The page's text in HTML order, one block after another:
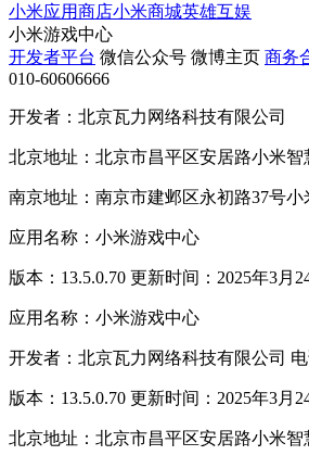
小米应用商店小米商城英雄互娱
小米游戏中心
开发者平台 微信公众号 微博主页 商务
010-60606666
开发者：北京瓦力网络科技有限公司
北京地址：北京市昌平区安居路小米智
南京地址：南京市建邺区永初路37号小
应用名称：小米游戏中心
版本：13.5.0.70 更新时间：2025年3月
应用名称：小米游戏中心
开发者：北京瓦力网络科技有限公司 电
版本：13.5.0.70 更新时间：2025年3月
北京地址：北京市昌平区安居路小米智